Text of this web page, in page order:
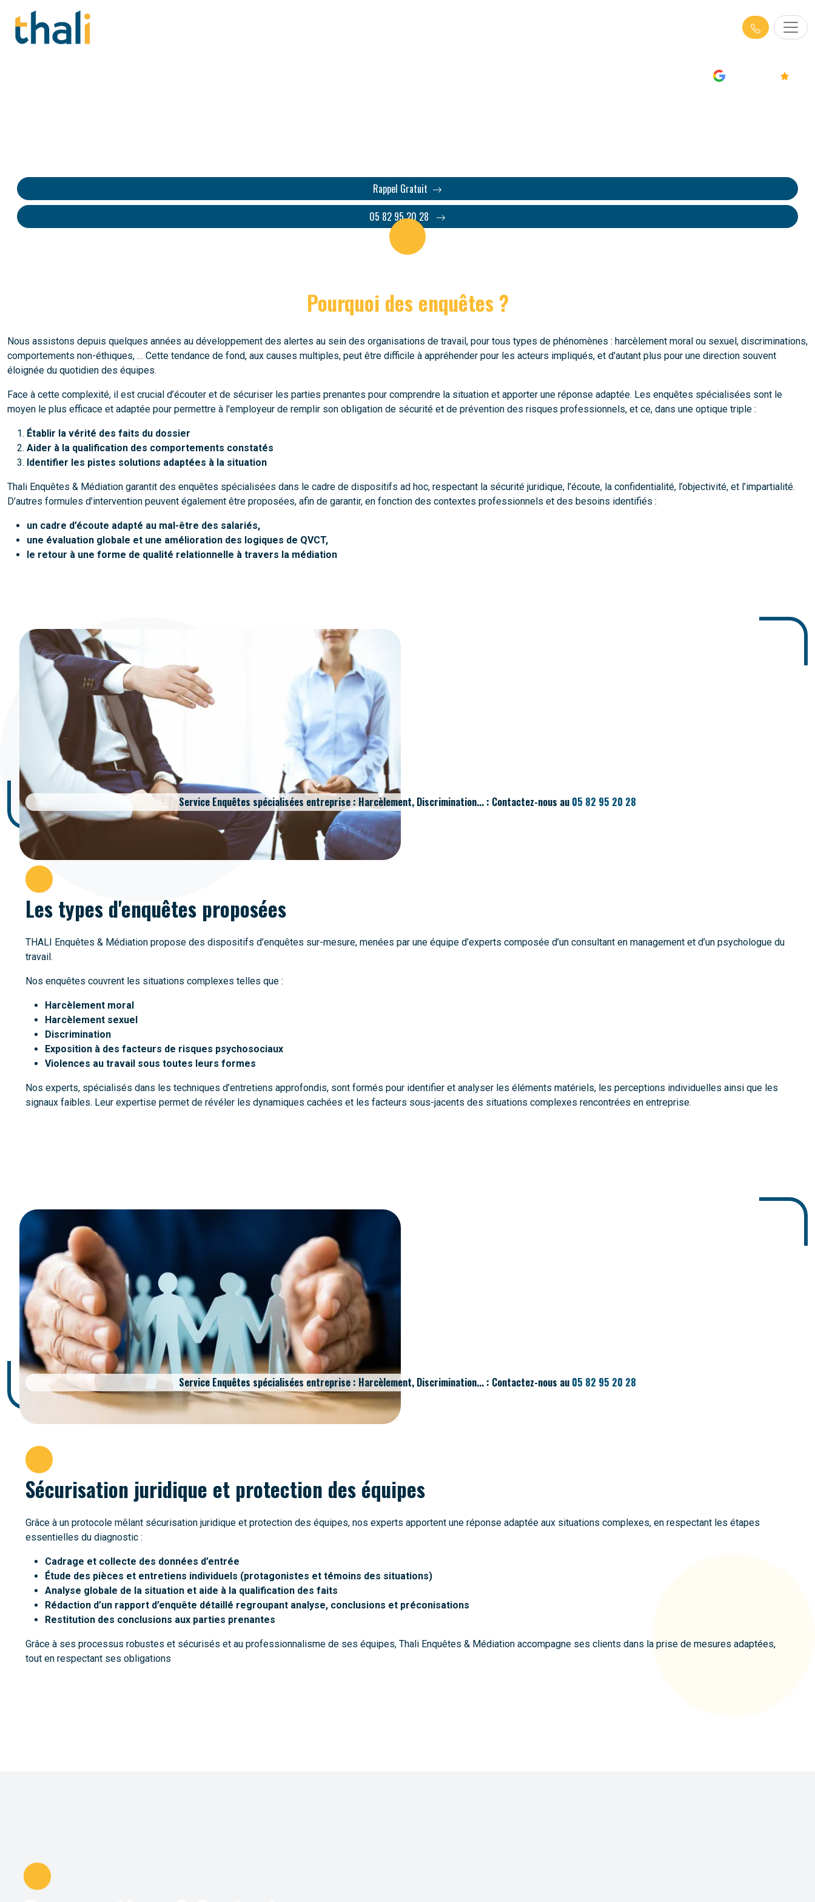
Enquêtes spécialisées en entreprise en Loire-Atlantique (44) :
Rappel Gratuit
05 82 95 20 28
Pourquoi des enquêtes ?
Nous assistons depuis quelques années au développement des alertes au sein des organisations de travail, pour tous types de phénomènes : harcèlement moral ou sexuel, discriminations,
comportements non-éthiques, … Cette tendance de fond, aux causes multiples, peut être difficile à appréhender pour les acteurs impliqués, et d'autant plus pour une direction souvent
éloignée du quotidien des équipes.
Face à cette complexité, il est crucial d’écouter et de sécuriser les parties prenantes pour comprendre la situation et apporter une réponse adaptée. Les enquêtes spécialisées sont le
moyen le plus efficace et adaptée pour permettre à l'employeur de remplir son obligation de sécurité et de prévention des risques professionnels, et ce, dans une optique triple :
Établir la vérité des faits du dossier
Aider à la qualification des comportements constatés
Identifier les pistes solutions adaptées à la situation
Thali Enquêtes & Médiation garantit des enquêtes spécialisées dans le cadre de dispositifs ad hoc, respectant la sécurité juridique, l’écoute, la confidentialité, l’objectivité, et l’impartialité.
D’autres formules d’intervention peuvent également être proposées, afin de garantir, en fonction des contextes professionnels et des besoins identifiés :
un cadre d’écoute adapté au mal-être des salariés,
une évaluation globale et une amélioration des logiques de QVCT,
le retour à une forme de qualité relationnelle à travers la médiation
Service Enquêtes spécialisées entreprise : Harcèlement, Discrimination... : Contactez-nous au 05 82 95 20 28
Les types d'enquêtes proposées
THALI Enquêtes & Médiation propose des dispositifs d’enquêtes sur-mesure, menées par une équipe d’experts composée d’un consultant en management et d’un psychologue du
travail.
Nos enquêtes couvrent les situations complexes telles que :
Harcèlement moral
Harcèlement sexuel
Discrimination
Exposition à des facteurs de risques psychosociaux
Violences au travail sous toutes leurs formes
Nos experts, spécialisés dans les techniques d’entretiens approfondis, sont formés pour identifier et analyser les éléments matériels, les perceptions individuelles ainsi que les
signaux faibles. Leur expertise permet de révéler les dynamiques cachées et les facteurs sous-jacents des situations complexes rencontrées en entreprise.
Service Enquêtes spécialisées entreprise : Harcèlement, Discrimination... : Contactez-nous au 05 82 95 20 28
Sécurisation juridique et protection des équipes
Grâce à un protocole mêlant sécurisation juridique et protection des équipes, nos experts apportent une réponse adaptée aux situations complexes, en respectant les étapes
essentielles du diagnostic :
Cadrage et collecte des données d’entrée
Étude des pièces et entretiens individuels (protagonistes et témoins des situations)
Analyse globale de la situation et aide à la qualification des faits
Rédaction d’un rapport d’enquête détaillé regroupant analyse, conclusions et préconisations
Restitution des conclusions aux parties prenantes
Grâce à ses processus robustes et sécurisés et au professionnalisme de ses équipes, Thali Enquêtes & Médiation accompagne ses clients dans la prise de mesures adaptées,
tout en respectant ses obligations